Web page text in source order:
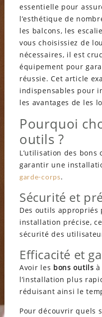
essentielle pour
l’esthétique de
les balcons, les
vous choisissiez de
nécessaires, il est
équipement pour
réussie. Cet article
indispensables pour
les avantages de les
Pourquoi
outils ?
L’utilisation des
garantir une
garde-corps.
Sécurité et
Des outils appropriés
installation précise,
sécurité des
Efficacité et
Avoir les bons outils
l’installation plus
réduisant ainsi le
Pour découvrir quels